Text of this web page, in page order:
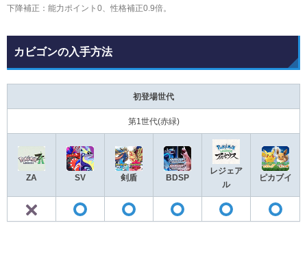
下降補正：能力ポイント0、性格補正0.9倍。
カビゴンの入手方法
初登場世代
第1世代(赤緑)
ZA SV 剣盾 BDSP
レジェア
ル
ピカブイ